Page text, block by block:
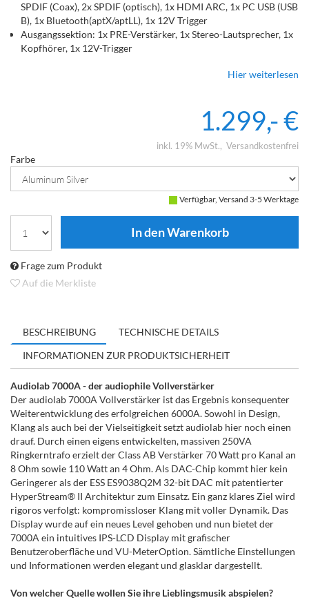
SPDIF (Coax), 2x SPDIF (optisch), 1x HDMI ARC, 1x PC USB (USB
B), 1x Bluetooth(aptX/aptLL), 1x 12V Trigger
Ausgangssektion: 1x PRE-Verstärker, 1x Stereo-Lautsprecher, 1x
Kopfhörer, 1x 12V-Trigger
44,1kHz-768kHz (PCM) / DSD64, DSD128, DSD256, DSD512
Hier weiterlesen
1.299,- €
inkl. 19% MwSt. Versandkostenfrei
Farbe
Verfügbar, Versand 3-5 Werktage
Frage zum Produkt
Auf die Merkliste
BESCHREIBUNG
TECHNISCHE DETAILS
INFORMATIONEN ZUR PRODUKTSICHERHEIT
Audiolab 7000A - der audiophile Vollverstärker
Der audiolab 7000A Vollverstärker ist das Ergebnis konsequenter
Weiterentwicklung des erfolgreichen 6000A. Sowohl in Design,
Klang als auch bei der Vielseitigkeit setzt audiolab hier noch einen
drauf. Durch einen eigens entwickelten, massiven 250VA
Ringkerntrafo erzielt der Class AB Verstärker 70 Watt pro Kanal an
8 Ohm sowie 110 Watt an 4 Ohm. Als DAC-Chip kommt hier kein
Geringerer als der ESS ES9038Q2M 32-bit DAC mit patentierter
HyperStream® II Architektur zum Einsatz. Ein ganz klares Ziel wird
rigoros verfolgt: kompromissloser Klang mit voller Dynamik. Das
Display wurde auf ein neues Level gehoben und nun bietet der
7000A ein intuitives IPS-LCD Display mit grafischer
Benutzeroberfläche und VU-MeterOption. Sämtliche Einstellungen
und Informationen werden elegant und glasklar dargestellt.
Von welcher Quelle wollen Sie ihre Lieblingsmusik abspielen?